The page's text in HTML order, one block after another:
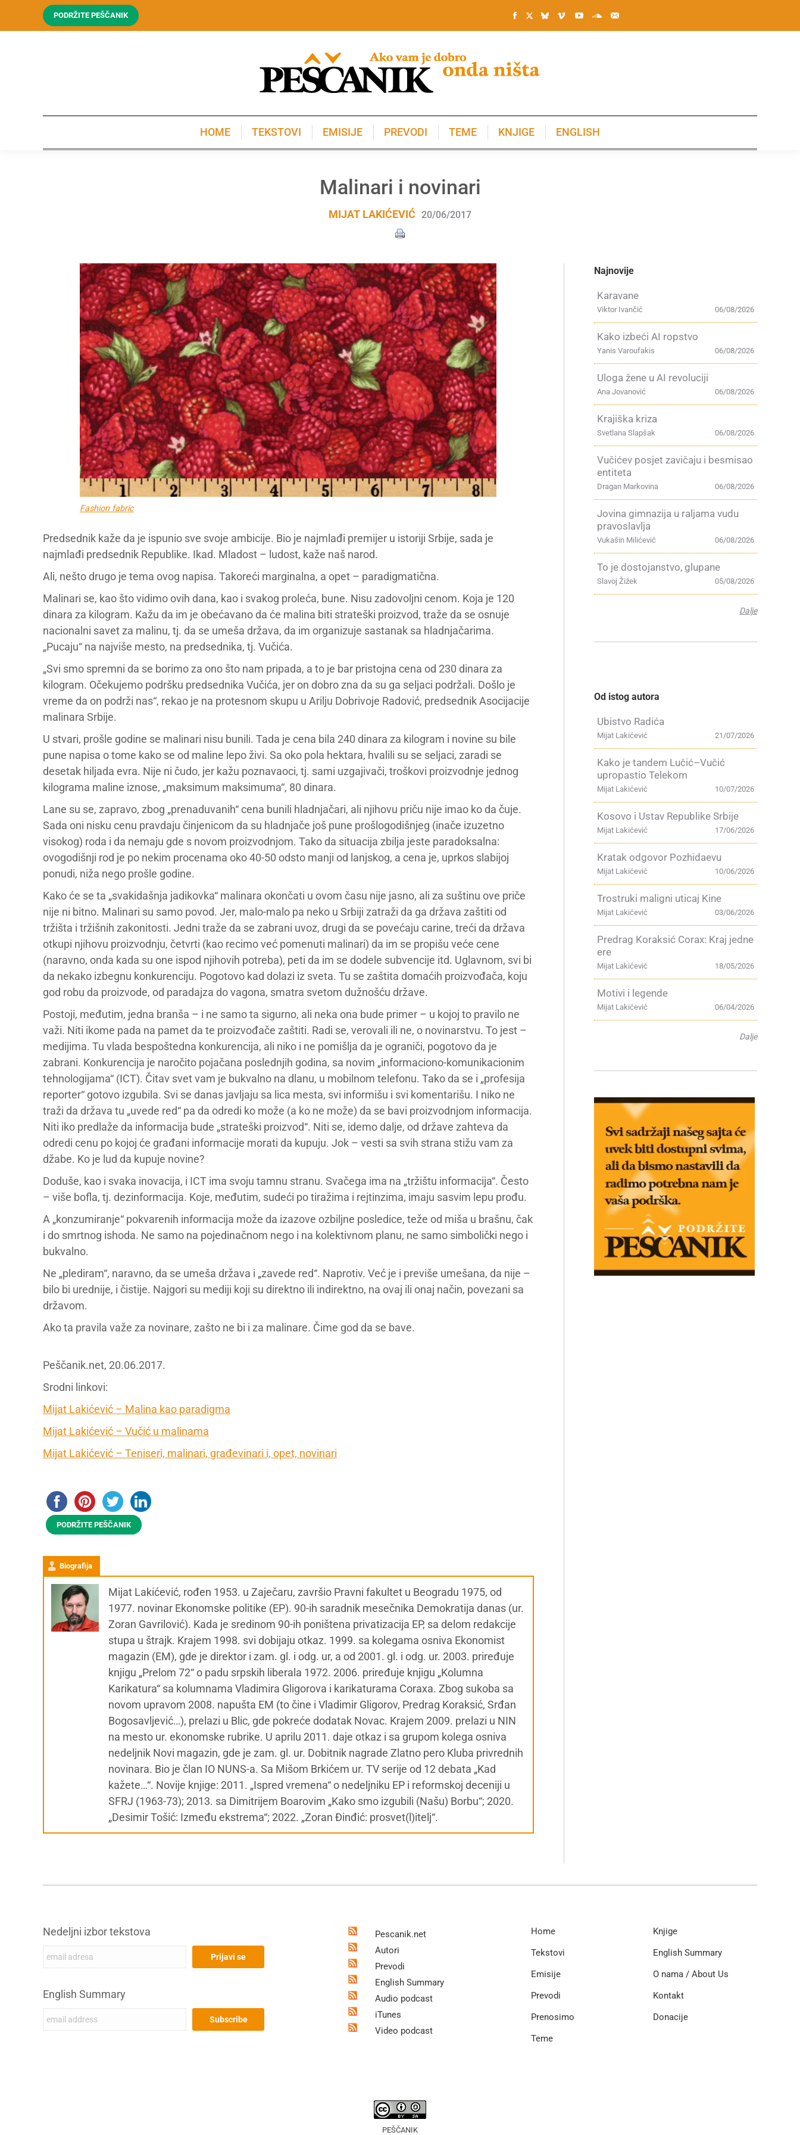
PODRŽITE PEŠČANIK
HOME TEKSTOVI EMISIJE PREVODI TEME KNJIGE ENGLISH
Malinari i novinari
MIJAT LAKIĆEVIĆ 20/06/2017
Fashion fabric
Predsednik kaže da je ispunio sve svoje ambicije. Bio je najmlađi premijer u istoriji Srbije, sada je
najmlađi predsednik Republike. Ikad. Mladost – ludost, kaže naš narod.
Ali, nešto drugo je tema ovog napisa. Takoreći marginalna, a opet – paradigmatična.
Malinari se, kao što vidimo ovih dana, kao i svakog proleća, bune. Nisu zadovoljni cenom. Koja je 120
dinara za kilogram. Kažu da im je obećavano da će malina biti strateški proizvod, traže da se osnuje
nacionalni savet za malinu, tj. da se umeša država, da im organizuje sastanak sa hladnjačarima.
„Pucaju“ na najviše mesto, na predsednika, tj. Vučića.
„Svi smo spremni da se borimo za ono što nam pripada, a to je bar pristojna cena od 230 dinara za
kilogram. Očekujemo podršku predsednika Vučića, jer on dobro zna da su ga seljaci podržali. Došlo je
vreme da on podrži nas“, rekao je na protesnom skupu u Arilju Dobrivoje Radović, predsednik Asocijacije
malinara Srbije.
U stvari, prošle godine se malinari nisu bunili. Tada je cena bila 240 dinara za kilogram i novine su bile
pune napisa o tome kako se od maline lepo živi. Sa oko pola hektara, hvalili su se seljaci, zaradi se
desetak hiljada evra. Nije ni čudo, jer kažu poznavaoci, tj. sami uzgajivači, troškovi proizvodnje jednog
kilograma maline iznose, „maksimum maksimuma“, 80 dinara.
Lane su se, zapravo, zbog „prenaduvanih“ cena bunili hladnjačari, ali njihovu priču nije imao ko da čuje.
Sada oni nisku cenu pravdaju činjenicom da su hladnjače još pune prošlogodišnjeg (inače izuzetno
visokog) roda i da nemaju gde s novom proizvodnjom. Tako da situacija zbilja jeste paradoksalna:
ovogodišnji rod je po nekim procenama oko 40-50 odsto manji od lanjskog, a cena je, uprkos slabijoj
ponudi, niža nego prošle godine.
Kako će se ta „svakidašnja jadikovka“ malinara okončati u ovom času nije jasno, ali za suštinu ove priče
nije ni bitno. Malinari su samo povod. Jer, malo-malo pa neko u Srbiji zatraži da ga država zaštiti od
tržišta i tržišnih zakonitosti. Jedni traže da se zabrani uvoz, drugi da se povećaju carine, treći da država
otkupi njihovu proizvodnju, četvrti (kao recimo već pomenuti malinari) da im se propišu veće cene
(naravno, onda kada su one ispod njihovih potreba), peti da im se dodele subvencije itd. Uglavnom, svi bi
da nekako izbegnu konkurenciju. Pogotovo kad dolazi iz sveta. Tu se zaštita domaćih proizvođača, koju
god robu da proizvode, od paradajza do vagona, smatra svetom dužnošću države.
Postoji, međutim, jedna branša – i ne samo ta sigurno, ali neka ona bude primer – u kojoj to pravilo ne
važi. Niti ikome pada na pamet da te proizvođače zaštiti. Radi se, verovali ili ne, o novinarstvu. To jest –
medijima. Tu vlada bespoštedna konkurencija, ali niko i ne pomišlja da je ograniči, pogotovo da je
zabrani. Konkurencija je naročito pojačana poslednjih godina, sa novim „informaciono-komunikacionim
tehnologijama“ (ICT). Čitav svet vam je bukvalno na dlanu, u mobilnom telefonu. Tako da se i „profesija
reporter“ gotovo izgubila. Svi se danas javljaju sa lica mesta, svi informišu i svi komentarišu. I niko ne
traži da država tu „uvede red“ pa da odredi ko može (a ko ne može) da se bavi proizvodnjom informacija.
Niti iko predlaže da informacija bude „strateški proizvod“. Niti se, idemo dalje, od države zahteva da
odredi cenu po kojoj će građani informacije morati da kupuju. Jok – vesti sa svih strana stižu vam za
džabe. Ko je lud da kupuje novine?
Doduše, kao i svaka inovacija, i ICT ima svoju tamnu stranu. Svačega ima na „tržištu informacija“. Često
– više bofla, tj. dezinformacija. Koje, međutim, sudeći po tiražima i rejtinzima, imaju sasvim lepu prođu.
A „konzumiranje“ pokvarenih informacija može da izazove ozbiljne posledice, teže od miša u brašnu, čak
i do smrtnog ishoda. Ne samo na pojedinačnom nego i na kolektivnom planu, ne samo simbolički nego i
bukvalno.
Ne „plediram“, naravno, da se umeša država i „zavede red“. Naprotiv. Već je i previše umešana, da nije –
bilo bi urednije, i čistije. Najgori su mediji koji su direktno ili indirektno, na ovaj ili onaj način, povezani sa
državom.
Ako ta pravila važe za novinare, zašto ne bi i za malinare. Čime god da se bave.
Peščanik.net, 20.06.2017.
Srodni linkovi:
Mijat Lakićević – Malina kao paradigma
Mijat Lakićević – Vučić u malinama
Mijat Lakićević – Teniseri, malinari, građevinari i, opet, novinari
PODRŽITE PEŠČANIK
Biografija
Mijat Lakićević, rođen 1953. u Zaječaru, završio Pravni fakultet u Beogradu 1975, od
1977. novinar Ekonomske politike (EP). 90-ih saradnik mesečnika Demokratija danas (ur.
Zoran Gavrilović). Kada je sredinom 90-ih poništena privatizacija EP, sa delom redakcije
stupa u štrajk. Krajem 1998. svi dobijaju otkaz. 1999. sa kolegama osniva Ekonomist
magazin (EM), gde je direktor i zam. gl. i odg. ur, a od 2001. gl. i odg. ur. 2003. priređuje
knjigu „Prelom 72“ o padu srpskih liberala 1972. 2006. priređuje knjigu „Kolumna
Karikatura“ sa kolumnama Vladimira Gligorova i karikaturama Coraxa. Zbog sukoba sa
novom upravom 2008. napušta EM (to čine i Vladimir Gligorov, Predrag Koraksić, Srđan
Bogosavljević…), prelazi u Blic, gde pokreće dodatak Novac. Krajem 2009. prelazi u NIN
na mesto ur. ekonomske rubrike. U aprilu 2011. daje otkaz i sa grupom kolega osniva
nedeljnik Novi magazin, gde je zam. gl. ur. Dobitnik nagrade Zlatno pero Kluba privrednih
novinara. Bio je član IO NUNS-a. Sa Mišom Brkićem ur. TV serije od 12 debata „Kad
kažete…“. Novije knjige: 2011. „Ispred vremena“ o nedeljniku EP i reformskoj deceniji u
SFRJ (1963-73); 2013. sa Dimitrijem Boarovim „Kako smo izgubili (Našu) Borbu“; 2020.
„Desimir Tošić: Između ekstrema“; 2022. „Zoran Đinđić: prosvet(l)itelj“.
Najnovije
Karavane
06/08/2026
Viktor Ivančić
Kako izbeći AI ropstvo
06/08/2026
Yanis Varoufakis
Uloga žene u AI revoluciji
06/08/2026
Ana Jovanović
Krajiška kriza
06/08/2026
Svetlana Slapšak
Vučićev posjet zavičaju i besmisao
entiteta
06/08/2026
Dragan Markovina
Jovina gimnazija u raljama vudu
pravoslavlja
06/08/2026
Vukašin Milićević
To je dostojanstvo, glupane
05/08/2026
Slavoj Žižek
Dalje
Od istog autora
Ubistvo Radića
21/07/2026
Mijat Lakićević
Kako je tandem Lučić–Vučić
upropastio Telekom
10/07/2026
Mijat Lakićević
Kosovo i Ustav Republike Srbije
17/06/2026
Mijat Lakićević
Kratak odgovor Pozhidaevu
10/06/2026
Mijat Lakićević
Trostruki maligni uticaj Kine
03/06/2026
Mijat Lakićević
Predrag Koraksić Corax: Kraj jedne
ere
18/05/2026
Mijat Lakićević
Motivi i legende
06/04/2026
Mijat Lakićević
Dalje
Nedeljni izbor tekstova
English Summary
Pescanik.net
Autori
Prevodi
English Summary
Audio podcast
iTunes
Video podcast
Home
Tekstovi
Emisije
Prevodi
Prenosimo
Teme
Knjige
English Summary
O nama / About Us
Kontakt
Donacije
PEŠČANIK
KNJIGE ENGLISH